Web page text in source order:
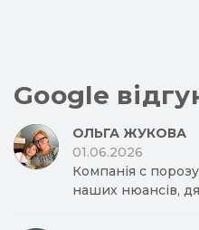
Google
ОЛЬГА ЖУКОВА
01.06.2026
Компанія с
наших нюансів,